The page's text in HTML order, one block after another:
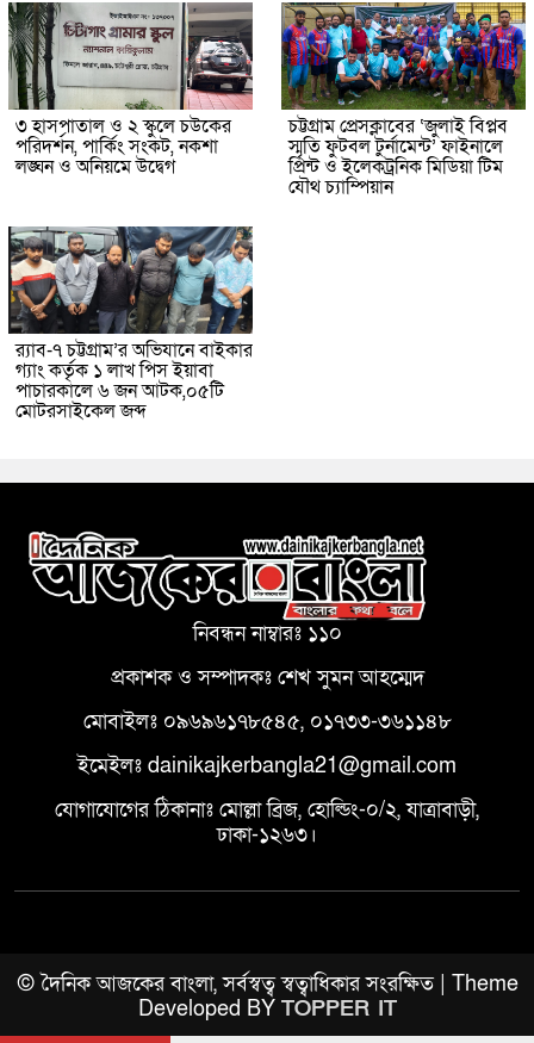
৩ হাসপাতাল ও ২ স্কুলে চউকের
পরিদর্শন, পার্কিং সংকট, নকশা
লঙ্ঘন ও অনিয়মে উদ্বেগ
চট্টগ্রাম প্রেসক্লাবের ‘জুলাই বিপ্লব
স্মৃতি ফুটবল টুর্নামেন্ট’ ফাইনালে
প্রিন্ট ও ইলেকট্রনিক মিডিয়া টিম
যৌথ চ্যাম্পিয়ান
র‌্যাব-৭ চট্টগ্রাম’র অভিযানে বাইকার
গ্যাং কর্তৃক ১ লাখ পিস ইয়াবা
পাচারকালে ৬ জন আটক,০৫টি
মোটরসাইকেল জব্দ
নিবন্ধন নাম্বারঃ ১১০
প্রকাশক ও সম্পাদকঃ শেখ সুমন আহম্মেদ
মোবাইলঃ ০৯৬৯৬১৭৮৫৪৫, ০১৭৩৩-৩৬১১৪৮
ইমেইলঃ dainikajkerbangla21@gmail.com
যোগাযোগের ঠিকানাঃ মোল্লা ব্রিজ, হোল্ডিং-০/২, যাত্রাবাড়ী,
ঢাকা-১২৬৩।
© দৈনিক আজকের বাংলা, সর্বস্বত্ব স্বত্বাধিকার সংরক্ষিত | Theme
Developed BY TOPPER IT